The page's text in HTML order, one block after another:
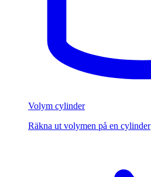
Volym cylinder
Räkna ut volymen på en cylinder